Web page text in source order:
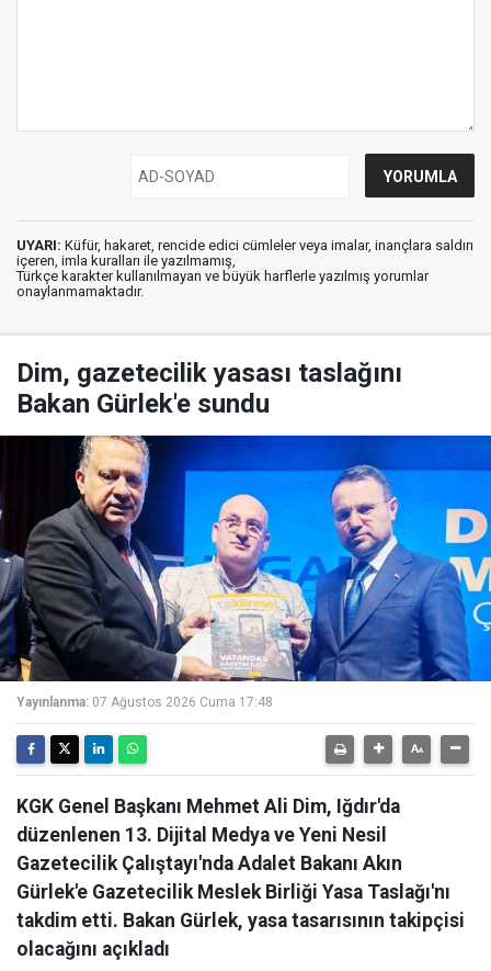
UYARI: Küfür, hakaret, rencide edici cümleler veya imalar, inançlara saldırı
içeren, imla kuralları ile yazılmamış,
Türkçe karakter kullanılmayan ve büyük harflerle yazılmış yorumlar
onaylanmamaktadır.
Dim, gazetecilik yasası taslağını
Bakan Gürlek'e sundu
Yayınlanma: 07 Ağustos 2026 Cuma 17:48
KGK Genel Başkanı Mehmet Ali Dim, Iğdır'da
düzenlenen 13. Dijital Medya ve Yeni Nesil
Gazetecilik Çalıştayı'nda Adalet Bakanı Akın
Gürlek'e Gazetecilik Meslek Birliği Yasa Taslağı'nı
takdim etti. Bakan Gürlek, yasa tasarısının takipçisi
olacağını açıkladı